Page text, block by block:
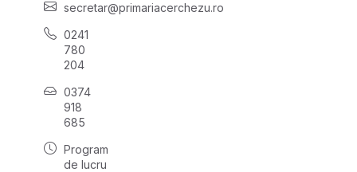
secretar@primariacerchezu.ro
0241
780
204
0374
918
685
Program
de lucru